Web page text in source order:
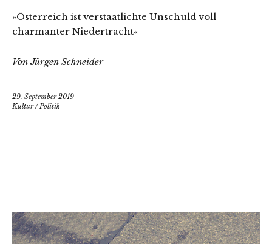
»Österreich ist verstaatlichte Unschuld voll
charmanter Niedertracht«
Von Jürgen Schneider
29. September 2019
Kultur/Politik